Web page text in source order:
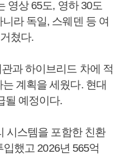
영상 65도, 영하 30도
라 독일, 스웨덴 등 여
쳤다.
과 하이브리드 차에 적
계획을 세웠다. 현대
될 예정이다.
시스템을 포함한 친환
했고 2026년 565억